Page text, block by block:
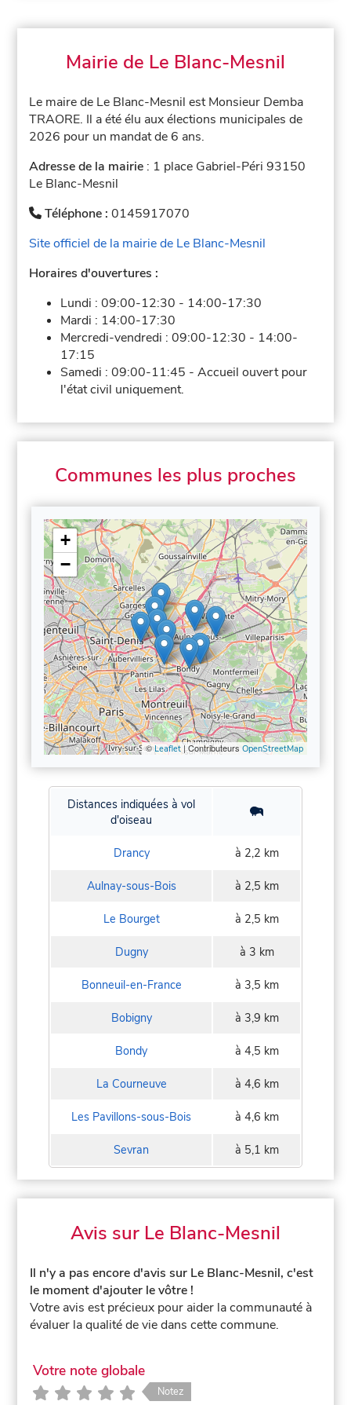
Mairie de Le Blanc-Mesnil
Le maire de Le Blanc-Mesnil est Monsieur Demba
TRAORE. Il a été élu aux élections municipales de
2026 pour un mandat de 6 ans.
Adresse de la mairie : 1 place Gabriel-Péri 93150
Le Blanc-Mesnil
Téléphone :0145917070
Site officiel de la mairie de Le Blanc-Mesnil
Horaires d'ouvertures :
Lundi :09:00-12:30 - 14:00-17:30
Mardi : 14:00-17:30
Mercredi-vendredi :09:00-12:30 - 14:00-
17:15
Samedi :09:00-11:45 -Accueil ouvert pour
l'état civil uniquement.
Communes les plus proches
+
−
©Leaflet| Contributeurs OpenStreetMap
Distances indiquées à vol
d'oiseau
Drancy à 2,2 km
Aulnay-sous-Bois à 2,5 km
Le Bourget à 2,5 km
Dugny à 3 km
Bonneuil-en-France à 3,5 km
Bobigny à 3,9 km
Bondy à 4,5 km
La Courneuve à 4,6 km
Les Pavillons-sous-Bois à 4,6 km
Sevran à 5,1 km
Avis sur Le Blanc-Mesnil
Il n'y a pas encore d'avis sur Le Blanc-Mesnil, c'est
le moment d'ajouter le vôtre !
Votre avis est précieux pour aider la communauté à
évaluer la qualité de vie dans cette commune.
Votre note globale
Notez